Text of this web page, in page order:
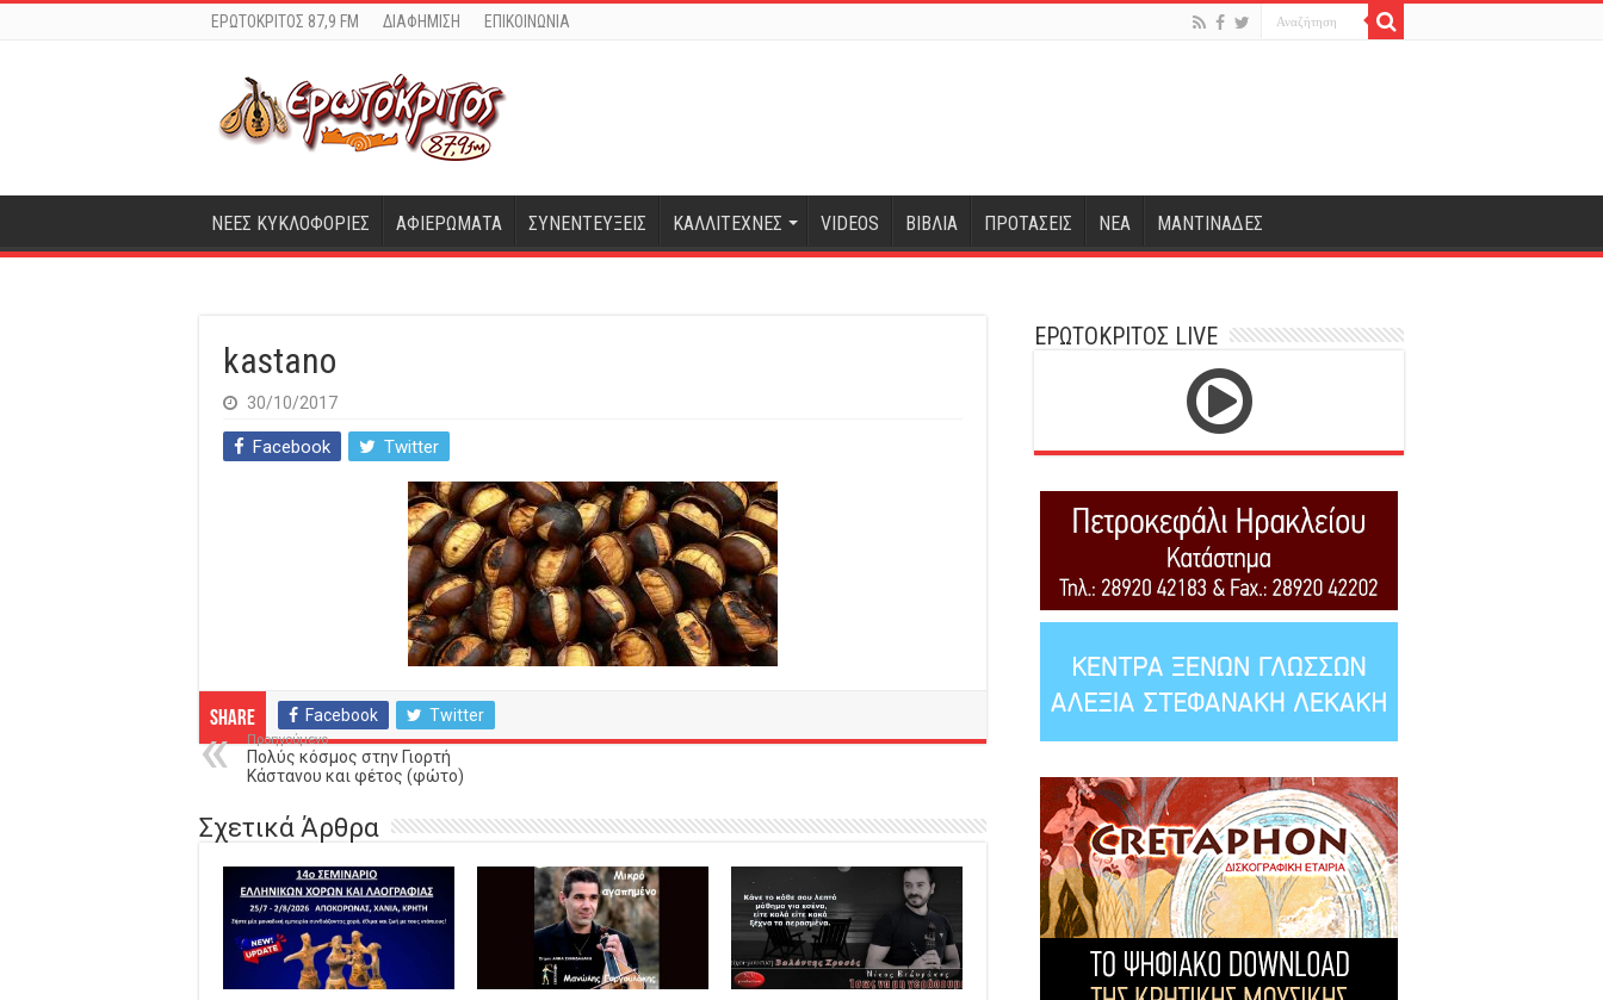
ΕΡΩΤΟΚΡΙΤΟΣ 87,9 FM ΔΙΑΦΗΜΙΣΗ ΕΠΙΚΟΙΝΩΝΙΑ
ΝΕΕΣ ΚΥΚΛΟΦΟΡΙΕΣ ΑΦΙΕΡΩΜΑΤΑ ΣΥΝΕΝΤΕΥΞΕΙΣ ΚΑΛΛΙΤΕΧΝΕΣ VIDEOS ΒΙΒΛΙΑ ΠΡΟΤΑΣΕΙΣ ΝΕΑ ΜΑΝΤΙΝΑΔΕΣ
kastano
30/10/2017
Facebook Twitter
Share Facebook Twitter
Προηγούμενο
Πολύς κόσμος στην Γιορτή
Κάστανου και φέτος (φώτο)
Σχετικά Άρθρα
ΕΡΩΤΟΚΡΙΤΟΣ LIVE